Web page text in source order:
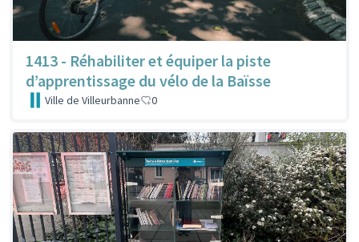
1413 - Réhabiliter et équiper la piste
d’apprentissage du vélo de la Baïsse
Ville de Villeurbanne 0